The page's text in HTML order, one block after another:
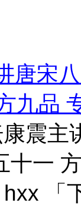
唐宋
九品
震主
十一
「